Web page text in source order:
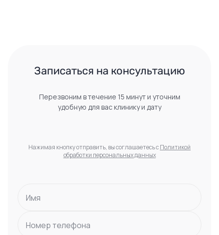
Записаться на консультацию
Перезвоним в течение 15 минут и уточним
удобную для вас клинику и дату
Нажимая кнопку отправить, вы соглашаетесь сПолитикой
обработки персональных данных
Имя
Номер телефона